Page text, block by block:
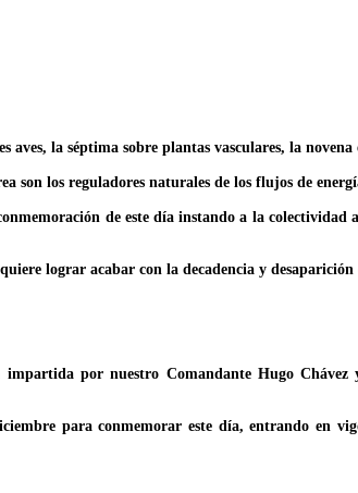
aves, la séptima sobre plantas vasculares, la novena
son los reguladores naturales de los flujos de
de este día instando a la colectividad
lograr acabar con la decadencia y desaparición
por nuestro Comandante Hugo Chávez
para conmemorar este día, entrando en